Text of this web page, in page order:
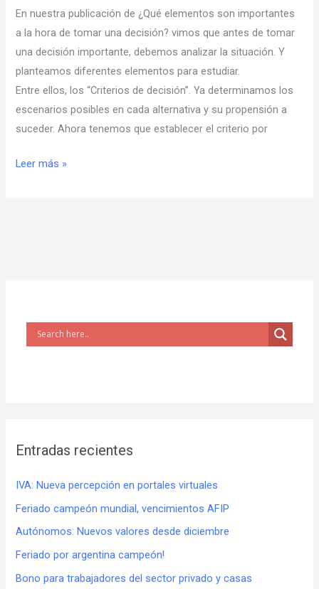
En nuestra publicación de ¿Qué elementos son importantes
a la hora de tomar una decisión? vimos que antes de tomar
una decisión importante, debemos analizar la situación. Y
planteamos diferentes elementos para estudiar.
Entre ellos, los “Criterios de decisión”. Ya determinamos los
escenarios posibles en cada alternativa y su propensión a
suceder. Ahora tenemos que establecer el criterio por
de
decisión»
Leer más »
Entradas recientes
IVA: Nueva percepción en portales virtuales
Feriado campeón mundial, vencimientos AFIP
Autónomos: Nuevos valores desde diciembre
Feriado por argentina campeón!
Bono para trabajadores del sector privado y casas